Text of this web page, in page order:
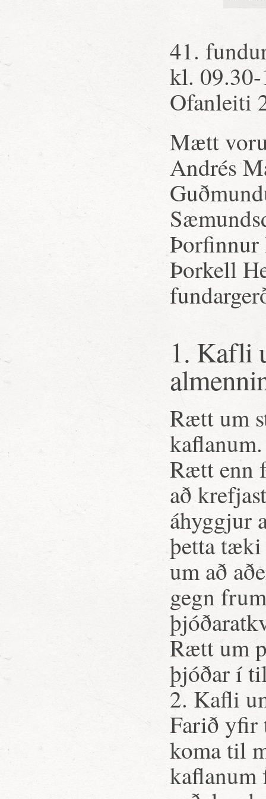
41.
kl.
Ofanleiti
Mætt
Andrés
Þorfinnur
Þorkell
1. Kafli
Rætt um
kaflanum.
Rætt enn
að
áhyggjur
þetta tæki
um að
gegn
Rætt um
þjóðar í
2. Kafli
Farið yfir
koma til